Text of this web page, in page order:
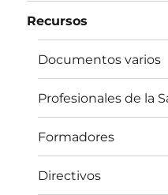
Recursos
Documentos varios
Profesionales de la
Formadores
Directivos